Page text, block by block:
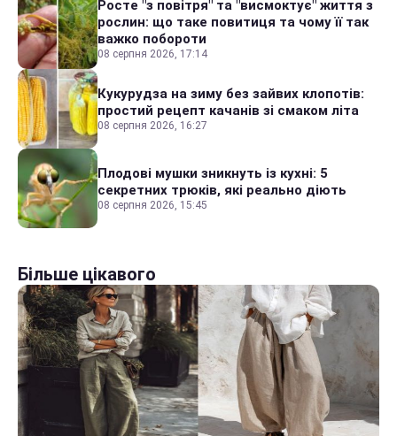
Росте "з повітря" та "висмоктує" життя з
рослин: що таке повитиця та чому її так
важко побороти
08 серпня 2026, 17:14
Кукурудза на зиму без зайвих клопотів:
простий рецепт качанів зі смаком літа
08 серпня 2026, 16:27
Плодові мушки зникнуть із кухні: 5
секретних трюків, які реально діють
08 серпня 2026, 15:45
Більше цікавого